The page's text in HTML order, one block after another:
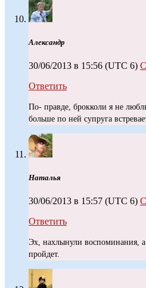
Александр
30/06/2013 в 15:56 (UTC 6)
Ответить
По- правде, брокколи я не
больше по ней супруга
Наталья
30/06/2013 в 15:57 (UTC 6)
Ответить
Эх, нахлынули воспоминания,
пройдет.